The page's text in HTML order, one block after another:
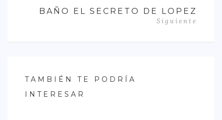
BAÑO EL SECRETO DE LOPEZ
Siguiente
TAMBIÉN TE PODRÍA
INTERESAR